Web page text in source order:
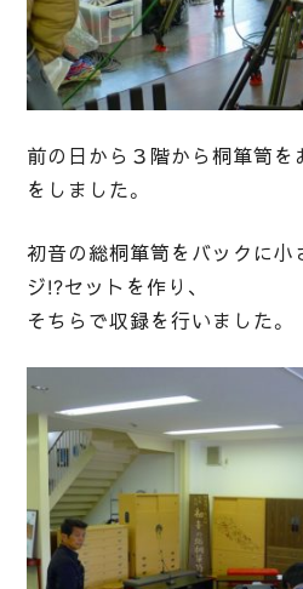
前の日から３階から桐箪笥を
をしました。
初音の総桐箪笥をバックに小
ジ!?セットを作り、
そちらで収録を行いました。